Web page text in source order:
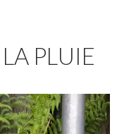
PLUIE